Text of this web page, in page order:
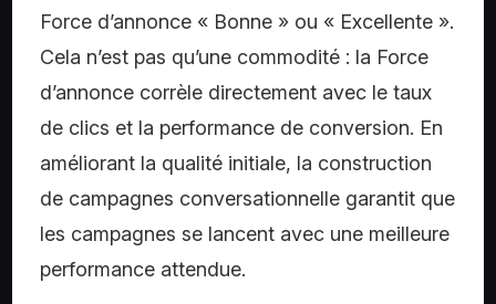
Force d’annonce « Bonne » ou « Excellente ».
Cela n’est pas qu’une commodité : la Force
d’annonce corrèle directement avec le taux
de clics et la performance de conversion. En
améliorant la qualité initiale, la construction
de campagnes conversationnelle garantit que
les campagnes se lancent avec une meilleure
performance attendue.